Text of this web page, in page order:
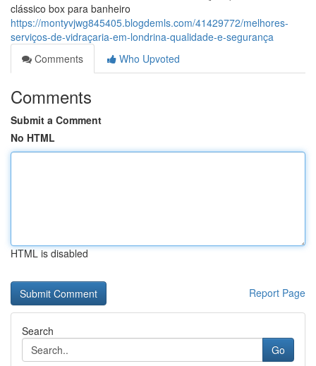
clássico box para banheiro
https://montyvjwg845405.blogdemls.com/41429772/melhores-
serviços-de-vidraçaria-em-londrina-qualidade-e-segurança
Comments
Who Upvoted
Comments
Submit a Comment
No HTML
HTML is disabled
Report Page
Search
Go